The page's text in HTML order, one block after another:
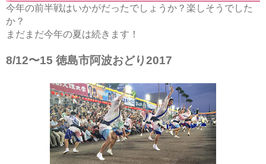
今年の前半戦はいかがだったでしょうか？楽しそうでした
か？
まだまだ今年の夏は続きます！
8/12〜15 徳島市阿波おどり2017